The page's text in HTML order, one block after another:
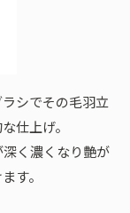
シでその毛羽立
仕上げ。
く濃くなり艶が
す。